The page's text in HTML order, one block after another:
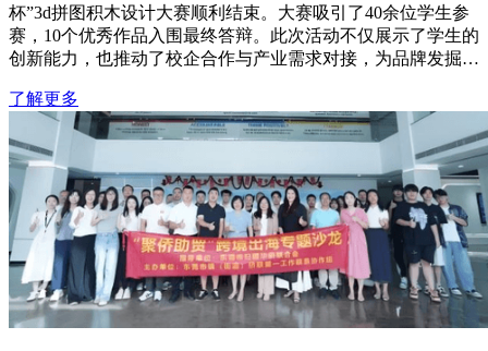
杯”3d拼图积木设计大赛顺利结束。大赛吸引了40余位学生参
赛，10个优秀作品入围最终答辩。此次活动不仅展示了学生的
创新能力，也推动了校企合作与产业需求对接，为品牌发掘量
了解更多